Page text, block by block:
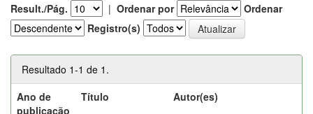
Result./Pág. | Ordenar por
Ordenar
Registro(s)
Resultado 1-1 de 1.
Ano de
publicação
Título Autor(es)